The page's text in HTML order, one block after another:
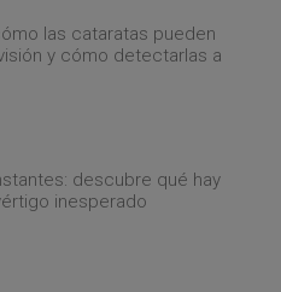
las cataratas pueden
y cómo detectarlas a
descubre qué hay
inesperado